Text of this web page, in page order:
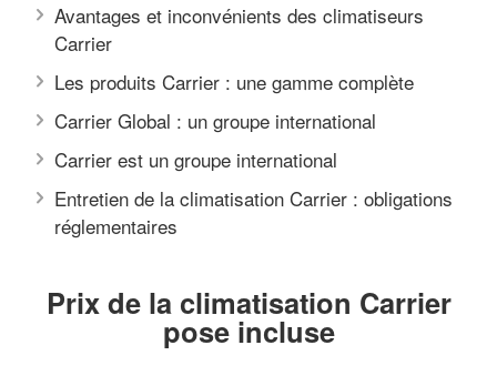
Avantages et inconvénients des climatiseurs
Carrier
Les produits Carrier : une gamme complète
Carrier Global : un groupe international
Carrier est un groupe international
Entretien de la climatisation Carrier : obligations
réglementaires
Prix de la climatisation Carrier
pose incluse